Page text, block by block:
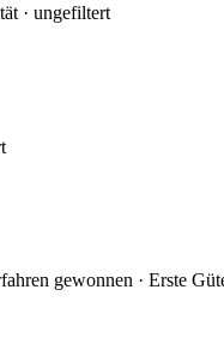
· ungefiltert
gewonnen · Erste